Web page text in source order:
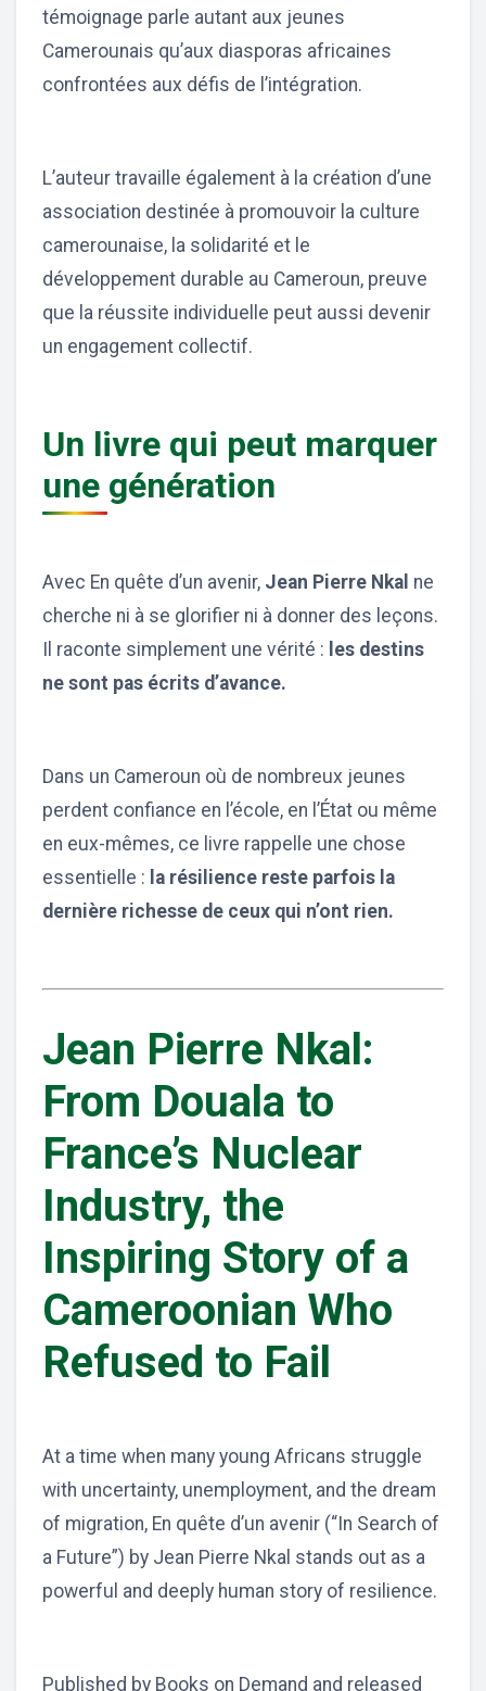
témoignage parle autant aux jeunes
Camerounais qu’aux diasporas africaines
confrontées aux défis de l’intégration.
L’auteur travaille également à la création d’une
association destinée à promouvoir la culture
camerounaise, la solidarité et le
développement durable au Cameroun, preuve
que la réussite individuelle peut aussi devenir
un engagement collectif.
Un livre qui peut marquer
une génération
Avec En quête d’un avenir, Jean Pierre Nkal ne
cherche ni à se glorifier ni à donner des leçons.
Il raconte simplement une vérité : les destins
ne sont pas écrits d’avance.
Dans un Cameroun où de nombreux jeunes
perdent confiance en l’école, en l’État ou même
en eux-mêmes, ce livre rappelle une chose
essentielle : la résilience reste parfois la
dernière richesse de ceux qui n’ont rien.
Jean Pierre Nkal:
From Douala to
France’s Nuclear
Industry, the
Inspiring Story of a
Cameroonian Who
Refused to Fail
At a time when many young Africans struggle
with uncertainty, unemployment, and the dream
of migration, En quête d’un avenir (“In Search of
a Future”) by Jean Pierre Nkal stands out as a
powerful and deeply human story of resilience.
Published by Books on Demand and released